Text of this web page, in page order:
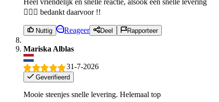
Heel vriendelijk en snelle reactie, alsook een snelle levering
👍🏻😉 bedankt daarvoor !!
Nuttig Reageer Deel Rapporteer
Mariska Alblas
31-7-2026
Geverifieerd
Mooie steenjes snelle levering. Helemaal top